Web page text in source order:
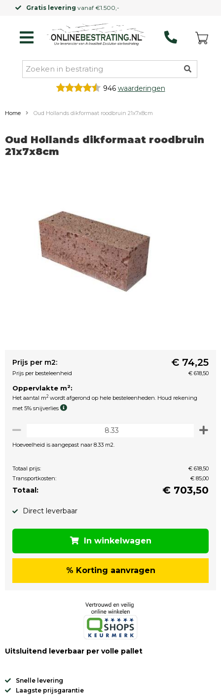
Kleinere vrachtwagen
946 waarderingen
Home Oud Hollands dikformaat roodbruin 21x7x8cm
Oud Hollands dikformaat roodbruin
21x7x8cm
Prijs per m2: € 74,25
Prijs per besteleenheid € 618,50
Oppervlakte m2:
Het aantal m2 wordt afgerond op hele besteleenheden. Houd rekening
met 5% snijverlies
Hoeveelheid is aangepast naar 8.33 m2.
Totaal prijs:
€ 618,50
Transportkosten:
€ 85,00
Totaal: € 703,50
Direct leverbaar
In winkelwagen
% Korting aanvragen
Uitsluitend leverbaar per volle pallet
Snelle levering
Laagste prijsgarantie